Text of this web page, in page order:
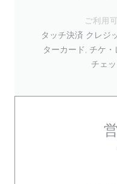
ご利用
タッチ決済 クレジ
ターカード, チケ
チェ